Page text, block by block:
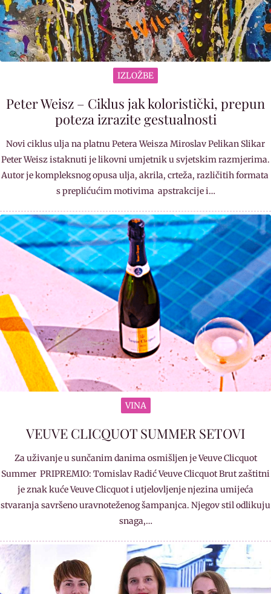
IZLOŽBE
Peter Weisz – Ciklus jak koloristički, prepun
poteza izrazite gestualnosti
Novi ciklus ulja na platnu Petera Weisza Miroslav Pelikan Slikar
Peter Weisz istaknuti je likovni umjetnik u svjetskim razmjerima.
Autor je kompleksnog opusa ulja, akrila, crteža, različitih formata
s preplićućim motivima apstrakcije i…
VINA
VEUVE CLICQUOT SUMMER SETOVI
Za uživanje u sunčanim danima osmišljen je Veuve Clicquot
Summer PRIPREMIO: Tomislav Radić Veuve Clicquot Brut zaštitni
je znak kuće Veuve Clicquot i utjelovljenje njezina umijeća
stvaranja savršeno uravnoteženog šampanjca. Njegov stil odlikuju
snaga,…